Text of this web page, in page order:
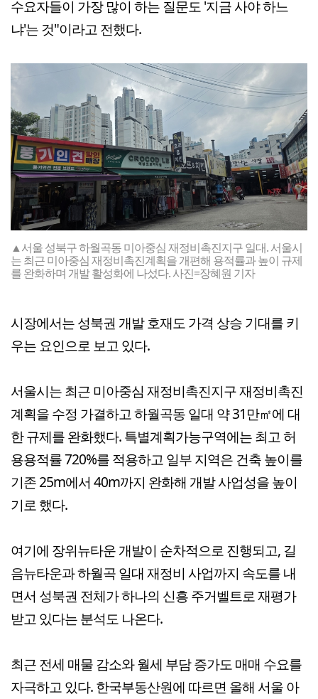
수요자들이 가장 많이 하는 질문도 '지금 사야 하느
냐'는 것"이라고 전했다.
▲서울 성북구 하월곡동 미아중심 재정비촉진지구 일대. 서울시
는 최근 미아중심 재정비촉진계획을 개편해 용적률과 높이 규제
를 완화하며 개발 활성화에 나섰다. 사진=장혜원 기자
시장에서는 성북권 개발 호재도 가격 상승 기대를 키
우는 요인으로 보고 있다.
서울시는 최근 미아중심 재정비촉진지구 재정비촉진
계획을 수정 가결하고 하월곡동 일대 약 31만㎡에 대
한 규제를 완화했다. 특별계획가능구역에는 최고 허
용용적률 720%를 적용하고 일부 지역은 건축 높이를
기존 25m에서 40m까지 완화해 개발 사업성을 높이
기로 했다.
여기에 장위뉴타운 개발이 순차적으로 진행되고, 길
음뉴타운과 하월곡 일대 재정비 사업까지 속도를 내
면서 성북권 전체가 하나의 신흥 주거벨트로 재평가
받고 있다는 분석도 나온다.
최근 전세 매물 감소와 월세 부담 증가도 매매 수요를
자극하고 있다. 한국부동산원에 따르면 올해 서울 아